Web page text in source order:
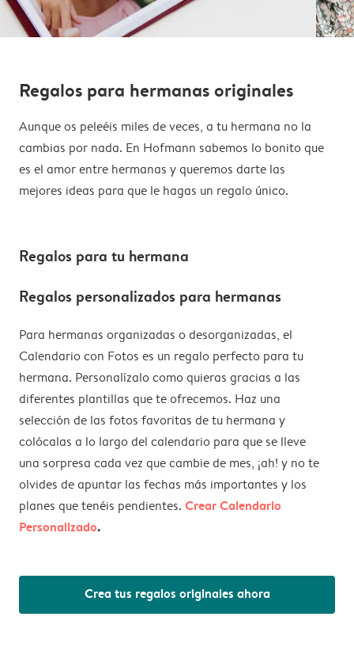
Regalos para hermanas originales
Aunque os peleéis miles de veces, a tu hermana no la
cambias por nada. En Hofmann sabemos lo bonito que
es el amor entre hermanas y queremos darte las
mejores ideas para que le hagas un regalo único.
Regalos para tu hermana
Regalos personalizados para hermanas
Para hermanas organizadas o desorganizadas, el
Calendario con Fotos es un regalo perfecto para tu
hermana. Personalízalo como quieras gracias a las
diferentes plantillas que te ofrecemos. Haz una
selección de las fotos favoritas de tu hermana y
colócalas a lo largo del calendario para que se lleve
una sorpresa cada vez que cambie de mes, ¡ah! y no te
olvides de apuntar las fechas más importantes y los
planes que tenéis pendientes. Crear Calendario
Personalizado.
Crea tus regalos originales ahora